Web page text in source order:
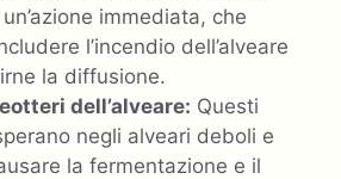
immediata, che
l’incendio dell’alveare
la diffusione.
dell’alveare: Questi
negli alveari deboli e
la fermentazione e il